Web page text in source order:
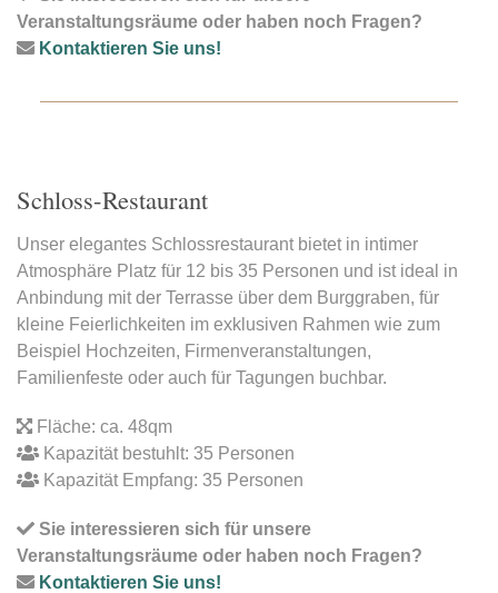
Veranstaltungsräume oder haben noch Fragen?
Kontaktieren Sie uns!
Schloss-Restaurant
Unser elegantes Schlossrestaurant bietet in intimer
Atmosphäre Platz für 12 bis 35 Personen und ist ideal in
Anbindung mit der Terrasse über dem Burggraben, für
kleine Feierlichkeiten im exklusiven Rahmen wie zum
Beispiel Hochzeiten, Firmenveranstaltungen,
Familienfeste oder auch für Tagungen buchbar.
Fläche: ca. 48qm
Kapazität bestuhlt: 35 Personen
Kapazität Empfang: 35 Personen
Sie interessieren sich für unsere
Veranstaltungsräume oder haben noch Fragen?
Kontaktieren Sie uns!